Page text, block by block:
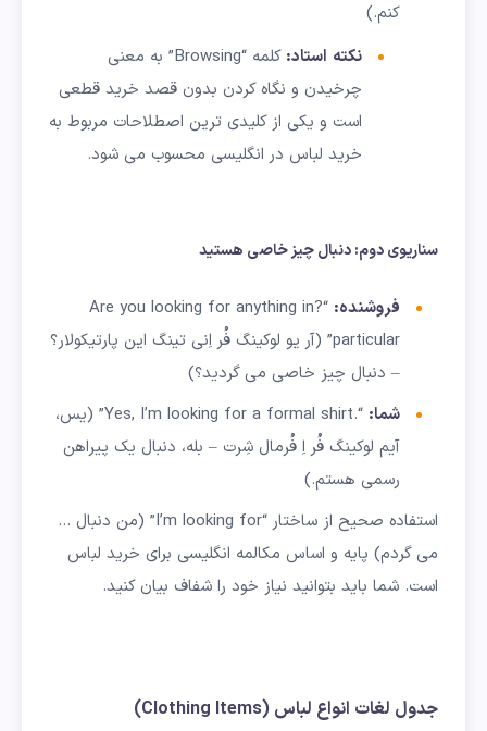
کنم.)
نکته استاد:
کلمه “Browsing” به معنی
چرخیدن و نگاه کردن بدون قصد خرید قطعی
است و یکی از کلیدی ترین اصطلاحات مربوط به
خرید لباس در انگلیسی محسوب می شود.
سناریوی دوم: دنبال چیز خاصی هستید
فروشنده:
“?Are you looking for anything in
particular” (آر یو لوکینگ فُر اِنی تینگ این پارتیکولار؟
– دنبال چیز خاصی می گردید؟)
شما:
“.Yes, I’m looking for a formal shirt” (یس،
آیم لوکینگ فُر اِ فُرمال شِرت – بله، دنبال یک پیراهن
رسمی هستم.)
استفاده صحیح از ساختار “I’m looking for” (من دنبال …
می گردم) پایه و اساس مکالمه انگلیسی برای خرید لباس
است. شما باید بتوانید نیاز خود را شفاف بیان کنید.
جدول لغات انواع لباس (Clothing Items)